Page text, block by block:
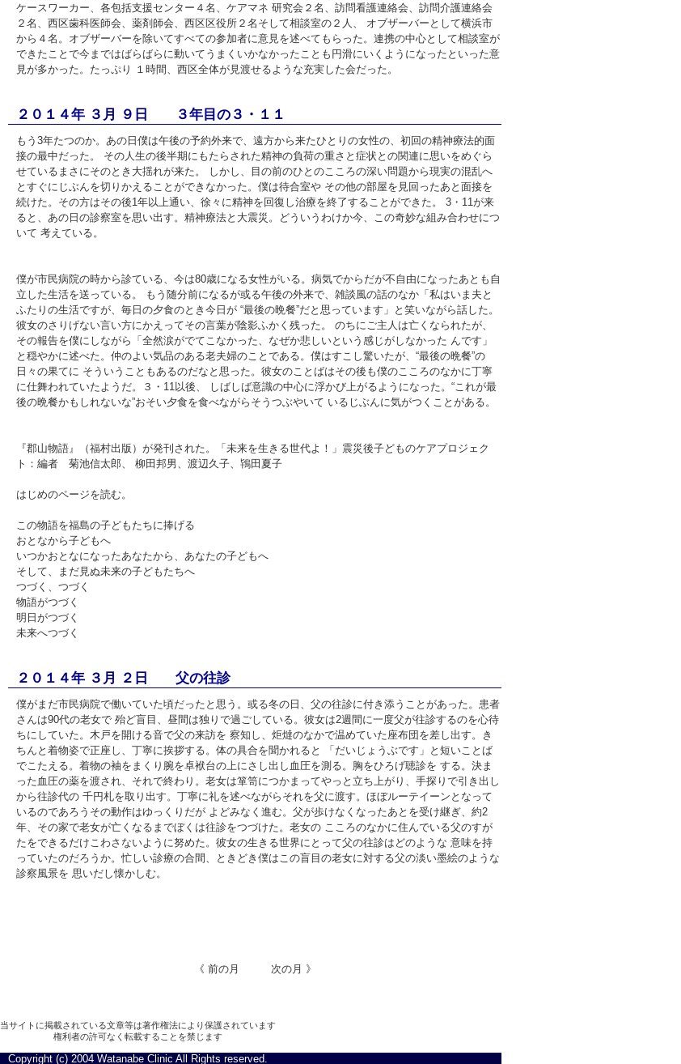
ケースワーカー、各包括支援センター４名、ケアマネ 研究会２名、訪問看護連絡会、訪問介護連絡会
２名、西区歯科医師会、薬剤師会、西区区役所２名そして相談室の２人、 オブザーバーとして横浜市
から４名。オブザーバーを除いてすべての参加者に意見を述べてもらった。連携の中心として相談室が
できたことで今まではばらばらに動いてうまくいかなかったことも円滑にいくようになったといった意
見が多かった。たっぷり １時間、西区全体が見渡せるような充実した会だった。
２０１４年 ３月 ９日 ３年目の３・１１
もう3年たつのか。あの日僕は午後の予約外来で、遠方から来たひとりの女性の、初回の精神療法的面
接の最中だった。 その人生の後半期にもたらされた精神の負荷の重さと症状との関連に思いをめぐら
せているまさにそのとき大揺れが来た。 しかし、目の前のひとのこころの深い問題から現実の混乱へ
とすぐにじぶんを切りかえることができなかった。僕は待合室や その他の部屋を見回ったあと面接を
続けた。その方はその後1年以上通い、徐々に精神を回復し治療を終了することができた。 3・11が来
ると、あの日の診察室を思い出す。精神療法と大震災。どういうわけか今、この奇妙な組み合わせにつ
いて 考えている。
僕が市民病院の時から診ている、今は80歳になる女性がいる。病気でからだが不自由になったあとも自
立した生活を送っている。 もう随分前になるが或る午後の外来で、雑談風の話のなか「私はいま夫と
ふたりの生活ですが、毎日の夕食のとき今日が “最後の晩餐”だと思っています」と笑いながら話した。
彼女のさりげない言い方にかえってその言葉が陰影ふかく残った。 のちにご主人は亡くなられたが、
その報告を僕にしながら「全然涙がでてこなかった、なぜか悲しいという感じがしなかった んです」
と穏やかに述べた。仲のよい気品のある老夫婦のことである。僕はすこし驚いたが、“最後の晩餐”の
日々の果てに そういうこともあるのだなと思った。彼女のことばはその後も僕のこころのなかに丁寧
に仕舞われていたようだ。３・11以後、 しばしば意識の中心に浮かび上がるようになった。“これが最
後の晩餐かもしれないな”おそい夕食を食べながらそうつぶやいて いるじぶんに気がつくことがある。
『郡山物語』（福村出版）が発刊された。「未来を生きる世代よ！」震災後子どものケアプロジェク
ト：編者 菊池信太郎、 柳田邦男、渡辺久子、鴇田夏子
はじめのページを読む。
この物語を福島の子どもたちに捧げる
おとなから子どもへ
いつかおとなになったあなたから、あなたの子どもへ
そして、まだ見ぬ未来の子どもたちへ
つづく、つづく
物語がつづく
明日がつづく
未来へつづく
２０１４年 ３月 ２日 父の往診
僕がまだ市民病院で働いていた頃だったと思う。或る冬の日、父の往診に付き添うことがあった。患者
さんは90代の老女で 殆ど盲目、昼間は独りで過ごしている。彼女は2週間に一度父が往診するのを心待
ちにしていた。木戸を開ける音で父の来訪を 察知し、炬燵のなかで温めていた座布団を差し出す。き
ちんと着物姿で正座し、丁寧に挨拶する。体の具合を聞かれると 「だいじょうぶです」と短いことば
でこたえる。着物の袖をまくり腕を卓袱台の上にさし出し血圧を測る。胸をひろげ聴診を する。決ま
った血圧の薬を渡され、それで終わり。老女は箪笥につかまってやっと立ち上がり、手探りで引き出し
から往診代の 千円札を取り出す。丁寧に礼を述べながらそれを父に渡す。ほぼルーテイーンとなって
いるのであろうその動作はゆっくりだが よどみなく進む。父が歩けなくなったあとを受け継ぎ、約2
年、その家で老女が亡くなるまでぼくは往診をつづけた。老女の こころのなかに住んでいる父のすが
たをできるだけこわさないように努めた。彼女の生きる世界にとって父の往診はどのような 意味を持
っていたのだろうか。忙しい診療の合間、ときどき僕はこの盲目の老女に対する父の淡い墨絵のような
診察風景を 思いだし懐かしむ。
《 前の月 次の月 》
当サイトに掲載されている文章等は著作権法により保護されています
権利者の許可なく転載することを禁じます
Copyright (c) 2004 Watanabe Clinic All Rights reserved.